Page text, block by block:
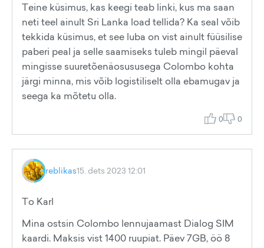
Teine küsimus, kas keegi teab linki, kus ma saan
neti teel ainult Sri Lanka load tellida? Ka seal võib
tekkida küsimus, et see luba on vist ainult füüsilise
paberi peal ja selle saamiseks tuleb mingil päeval
mingisse suuretõenäosususega Colombo kohta
järgi minna, mis võib logistiliselt olla ebamugav ja
seega ka mõtetu olla.
0 0
reblikas15. dets 2023 12:01
To Karl
Mina ostsin Colombo lennujaamast Dialog SIM
kaardi. Maksis vist 1400 ruupiat. Päev 7GB, öö 8